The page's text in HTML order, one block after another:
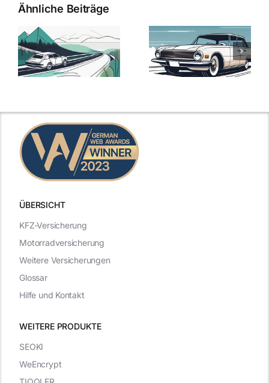
Ähnliche Beiträge
Versicherung:
Günstige Kfz-
Versicherungstarife
mit Top-
Kfz-
Die besten
Angebote im
ÜBERSICHT
WEITERE PRODUKTE
KFZ-Versicherung
Motorradversicherung
Weitere Versicherungen
Glossar
Hilfe und Kontakt
SEOKI
WeEncrypt